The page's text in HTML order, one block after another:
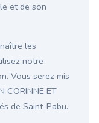
et de son
les
notre
Vous serez mis
CORINNE ET
de Saint-Pabu.